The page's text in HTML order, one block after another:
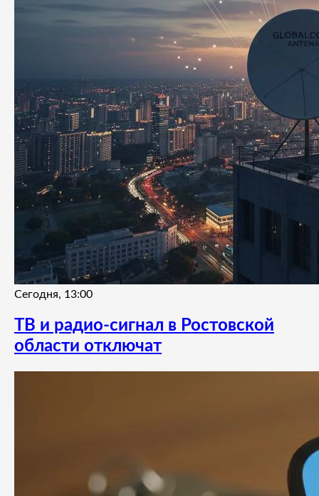
Сегодня, 13:00
ТВ и радио-сигнал в Ростовской
области отключат